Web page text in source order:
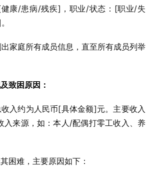
康/患病/残疾]，职业/状态：[职业/失
家庭所有成员信息，直至所有成员列举
致困原因：
入约为人民币[具体金额]元。主要收入
入来源，如：本人/配偶打零工收入、养
困难，主要原因如下：